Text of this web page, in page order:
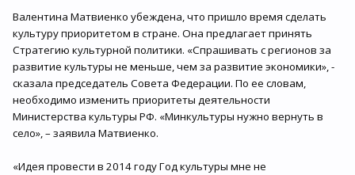
Валентина Матвиенко убеждена, что пришло время сделать
культуру приоритетом в стране. Она предлагает принять
Стратегию культурной политики. «Спрашивать с регионов за
развитие культуры не меньше, чем за развитие экономики», -
сказала председатель Совета Федерации. По ее словам,
необходимо изменить приоритеты деятельности
Министерства культуры РФ. «Минкультуры нужно вернуть в
село», – заявила Матвиенко.
«Идея провести в 2014 году Год культуры мне не